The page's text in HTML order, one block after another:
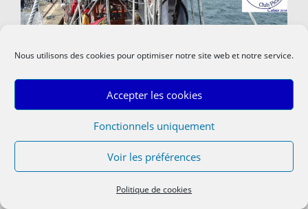
Nous utilisons des cookies pour optimiser notre site web et notre service.
Accepter les cookies
Fonctionnels uniquement
Voir les préférences
Politique de cookies